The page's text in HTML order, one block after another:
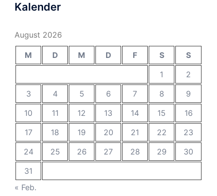
Kalender
August 2026
M D M D F S
S
1
2
3
4 5 6 7 8
9
10
11 12 13 14 15
16
17
18 19 20 21 22
23
24
25 26 27 28 29
30
31
« Feb.